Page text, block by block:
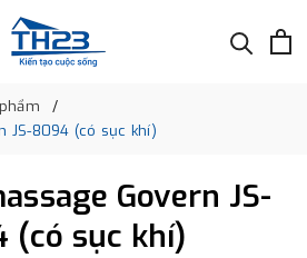
JS-8094 (có sục khí)
Govern JS-
(có sục khí)